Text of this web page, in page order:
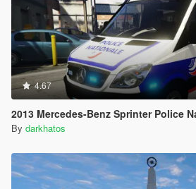
4.67
2013 Mercedes-Benz Sprinter Police
By darkhatos